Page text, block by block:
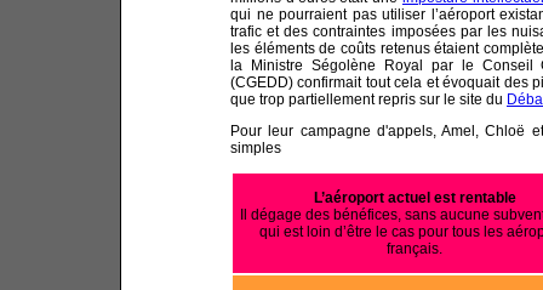
qui ne pourraient pas utiliser l’aéroport
trafic et des contraintes imposées par les
les éléments de coûts retenus étaient
la Ministre Ségolène Royal par le Conseil
(CGEDD) confirmait tout cela et évoquait des
que trop partiellement repris sur le site du
Pour leur campagne d'appels, Amel, Chloë
simples
L’aéroport actuel est rentable
Il dégage des bénéfices, sans aucune
qui est loin d’être le cas pour tous les
français.